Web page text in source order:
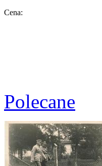
Cena:
Polecane